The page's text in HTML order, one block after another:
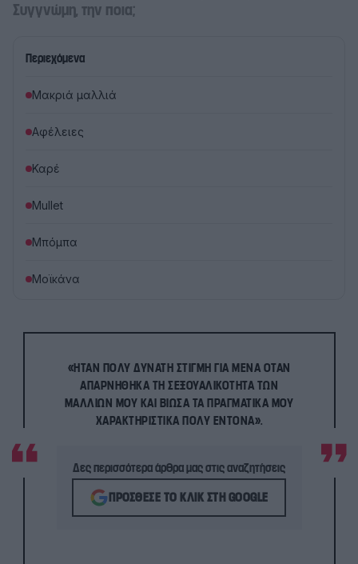
Συγγνώμη, την ποια;
Περιεχόμενα
Mακριά μαλλιά
Αφέλειες
Καρέ
Mullet
Mπόμπα
Mοϊκάνα
«ΉΤΑΝ ΠΟΛΎ ΔΥΝΑΤΉ ΣΤΙΓΜΉ ΓΙΑ ΜΈΝΑ ΌΤΑΝ
ΑΠΑΡΝΉΘΗΚΑ ΤΗ ΣΕΞΟΥΑΛΙΚΌΤΗΤΑ ΤΩΝ
ΜΑΛΛΙΏΝ ΜΟΥ ΚΑΙ ΒΊΩΣΑ ΤΑ ΠΡΑΓΜΑΤΙΚΆ ΜΟΥ
ΧΑΡΑΚΤΗΡΙΣΤΙΚΆ ΠΟΛΎ ΈΝΤΟΝΑ».
Δες περισσότερα άρθρα μας στις αναζητήσεις
ΠΡΌΣΘΕΣΕ ΤΟ ΚΛΙΚ ΣΤΗ GOOGLE